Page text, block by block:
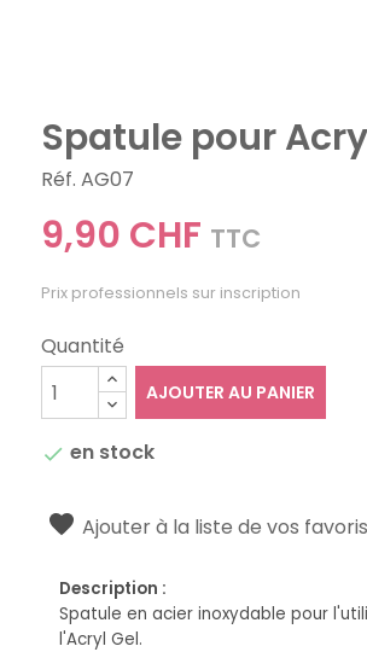
Spatule pour
Réf. AG07
9,90 CHF TTC
Prix professionnels sur inscription
Quantité
AJOUTER AU PANIER
 en stock
Ajouter à la liste de vos favoris
Description :
Spatule en acier inoxydable pour
l'Acryl Gel.